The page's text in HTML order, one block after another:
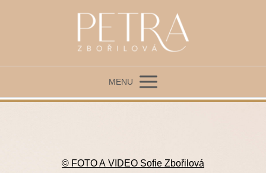
MENU
© FOTO A VIDEO Sofie Zbořilová